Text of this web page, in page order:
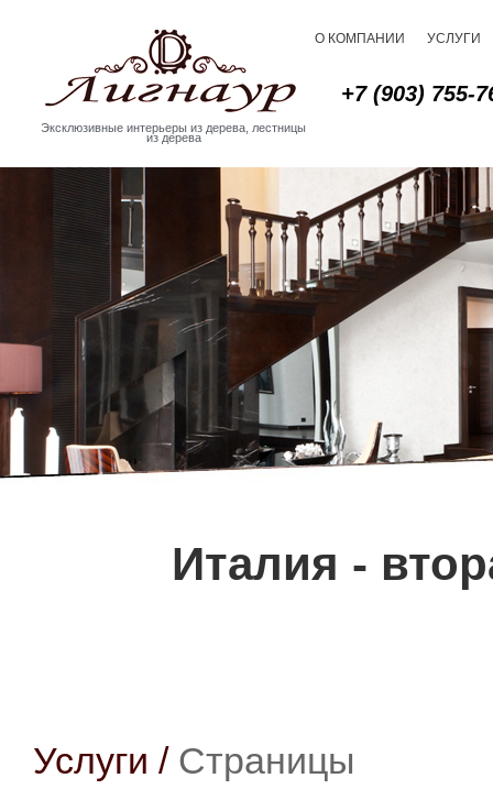
О КОМПАНИИ УСЛУГИ
+7 (903) 755-
Эксклюзивные интерьеры из дерева, лестницы
из дерева
Италия -
Услуги / Страницы